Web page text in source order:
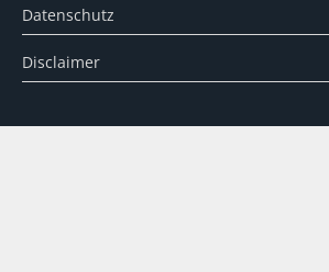
Datenschutz
Disclaimer